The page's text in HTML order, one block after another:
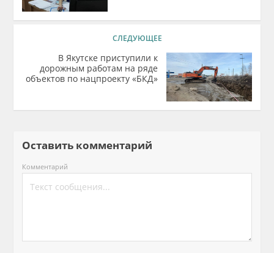
СЛЕДУЮЩЕЕ
В Якутске приступили к
дорожным работам на ряде
объектов по нацпроекту «БКД»
Оставить комментарий
Комментарий